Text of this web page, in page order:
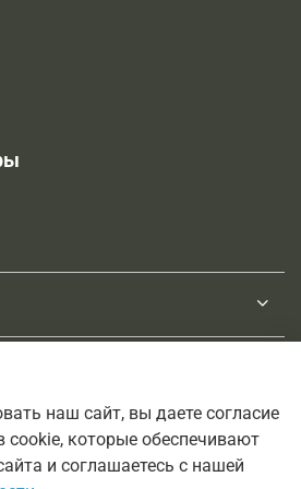
наш сайт, вы даете согласие
cookie, которые обеспечивают
и соглашаетесь с нашей